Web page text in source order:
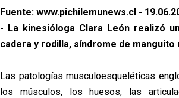
Fuente: www.pichilemunews.cl -
- La kinesióloga Clara León realizó
cadera y rodilla, síndrome de
Las patologías musculoesqueléticas
los músculos, los huesos, las